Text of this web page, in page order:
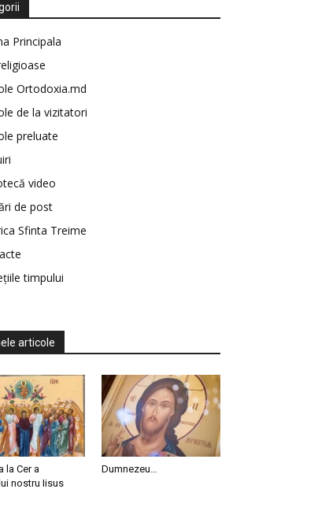
Principala
Ortodoxia.md
de la vizitatori
preluate
video
de post
Sfinta Treime
timpului
articole
la Cer a
nostru Iisus
Dumnezeu…